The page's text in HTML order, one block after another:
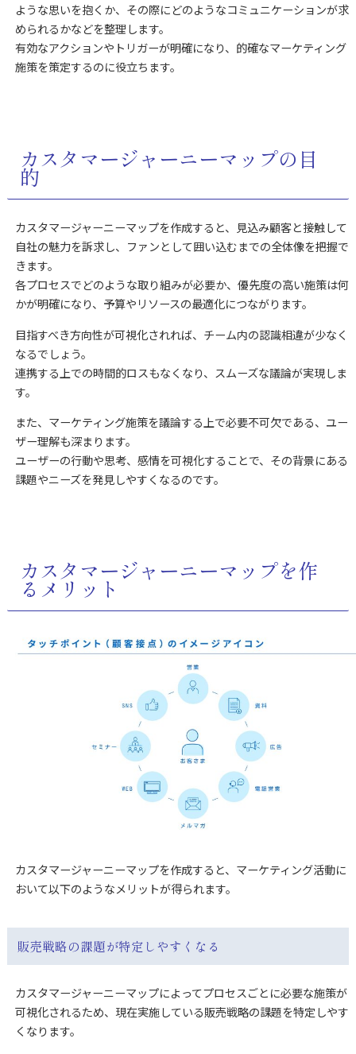
ような思いを抱くか、その際にどのようなコミュニケーションが求
められるかなどを整理します。
有効なアクションやトリガーが明確になり、的確なマーケティング
施策を策定するのに役立ちます。
カスタマージャーニーマップの目
的
カスタマージャーニーマップを作成すると、見込み顧客と接触して
自社の魅力を訴求し、ファンとして囲い込むまでの全体像を把握で
きます。
各プロセスでどのような取り組みが必要か、優先度の高い施策は何
かが明確になり、予算やリソースの最適化につながります。
目指すべき方向性が可視化されれば、チーム内の認識相違が少なく
なるでしょう。
連携する上での時間的ロスもなくなり、スムーズな議論が実現しま
す。
また、マーケティング施策を議論する上で必要不可欠である、ユー
ザー理解も深まります。
ユーザーの行動や思考、感情を可視化することで、その背景にある
課題やニーズを発見しやすくなるのです。
カスタマージャーニーマップを作
るメリット
カスタマージャーニーマップを作成すると、マーケティング活動に
おいて以下のようなメリットが得られます。
販売戦略の課題が特定しやすくなる
カスタマージャーニーマップによってプロセスごとに必要な施策が
可視化されるため、現在実施している販売戦略の課題を特定しやす
くなります。